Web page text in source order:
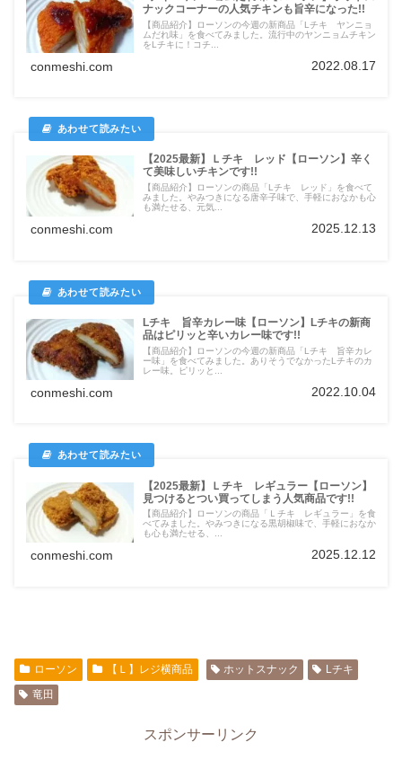
ナックコーナーの人気チキンも旨辛になった!!
【商品紹介】ローソンの今週の新商品「Lチキ ヤンニョ
ムだれ味」を食べてみました。流行中のヤンニョムチキン
をLチキに！コチ...
conmeshi.com 2022.08.17
【2025最新】Ｌチキ レッド【ローソン】辛く
て美味しいチキンです!!
【商品紹介】ローソンの商品「Lチキ レッド」を食べて
みました。やみつきになる唐辛子味で、手軽におなかも心
も満たせる、元気...
conmeshi.com 2025.12.13
Lチキ 旨辛カレー味【ローソン】Lチキの新商
品はピリッと辛いカレー味です!!
【商品紹介】ローソンの今週の新商品「Lチキ 旨辛カレ
ー味」を食べてみました。ありそうでなかったLチキのカ
レー味。ピリッと...
conmeshi.com 2022.10.04
【2025最新】Ｌチキ レギュラー【ローソン】
見つけるとつい買ってしまう人気商品です!!
【商品紹介】ローソンの商品「Ｌチキ レギュラー」を食
べてみました。やみつきになる黒胡椒味で、手軽におなか
も心も満たせる、...
conmeshi.com 2025.12.12
ローソン 【Ｌ】レジ横商品 ホットスナック
Lチキ
竜田
スポンサーリンク